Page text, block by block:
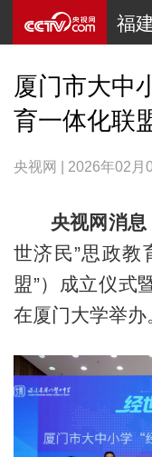
福
厦门市大中
育一体化联
央视网 | 2026年02月
央视网消息
世济民”思政教
盟”）成立仪式
在厦门大学举办